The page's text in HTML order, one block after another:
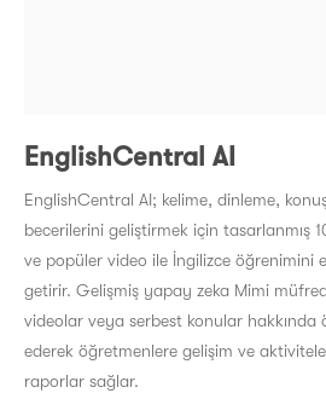
EnglishCentral AI
EnglishCentral AI; kelime, dinleme,
becerilerini geliştirmek için tasarlanmış
ve popüler video ile İngilizce öğrenimini
getirir. Gelişmiş yapay zeka Mimi
videolar veya serbest konular hakkında
ederek öğretmenlere gelişim ve
raporlar sağlar.